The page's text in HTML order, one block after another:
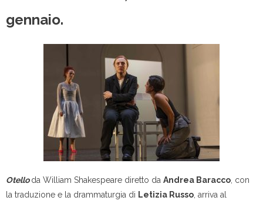
gennaio.
Otelloda William Shakespeare diretto da Andrea Baracco , con
la traduzione e la drammaturgia di Letizia Russo , arriva al